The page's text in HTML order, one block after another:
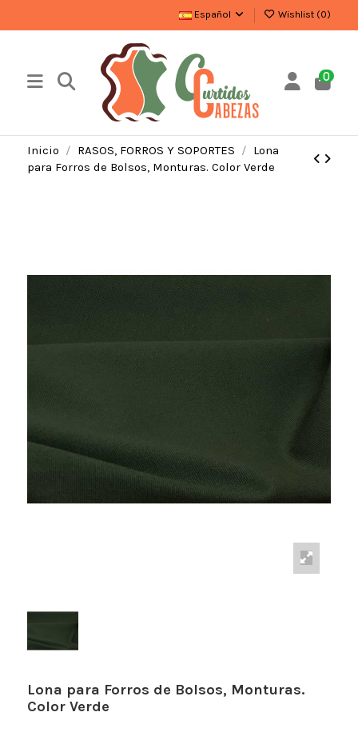
Español Wishlist (0)
0
Inicio RASOS, FORROS Y SOPORTES
Lona
para Forros de Bolsos, Monturas. Color Verde
Lona para Forros de Bolsos, Monturas.
Color Verde